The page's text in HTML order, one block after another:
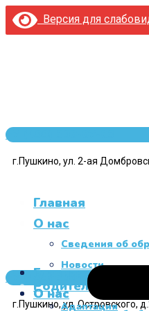
Версия для
+7 (499) 390-07-03
г.Пушкино, ул. 2-ая
+7 (499) 390-07-03
г.Пушкино, ул. Островского,
Главная
О нас
Сведения об
Новости
Родителям
Адаптация
Главная
О нас
Главная
О нас